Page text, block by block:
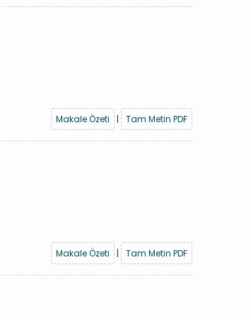
Makale Özeti
| Tam Metin PDF
Makale Özeti
| Tam Metin PDF